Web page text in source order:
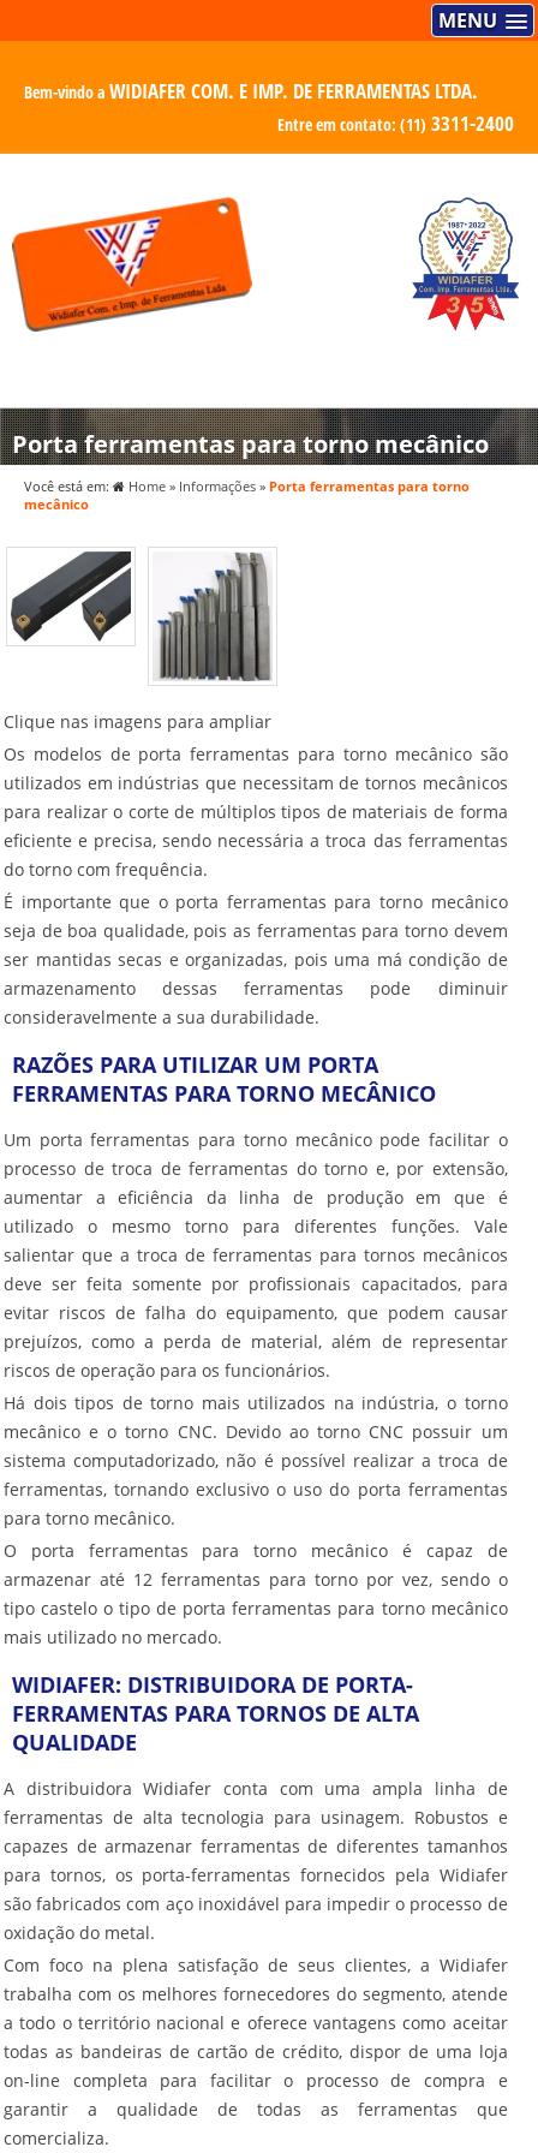
MENU
Bem-vindo a WIDIAFER COM. E IMP. DE FERRAMENTAS LTDA.
Entre em contato: (11) 3311-2400
Porta ferramentas para torno mecânico
Você está em: Home » Informações » Porta ferramentas para torno
mecânico
Clique nas imagens para ampliar
Os modelos de porta ferramentas para torno mecânicosão
utilizados em indústrias que necessitam de tornos mecânicos
para realizar o corte de múltiplos tipos de materiais de forma
eficiente e precisa, sendo necessária a troca das ferramentas
do torno com frequência.
É importante que o porta ferramentas para torno mecânico
seja de boa qualidade, pois as ferramentas para torno devem
ser mantidas secas e organizadas, pois uma má condição de
armazenamento dessas ferramentas pode diminuir
consideravelmente a sua durabilidade.
RAZÕES PARA UTILIZAR UM PORTA
FERRAMENTAS PARA TORNO MECÂNICO
Um porta ferramentas para torno mecânicopode facilitar o
processo de troca de ferramentas do torno e, por extensão,
aumentar a eficiência da linha de produção em que é
utilizado o mesmo torno para diferentes funções. Vale
salientar que a troca de ferramentas para tornos mecânicos
deve ser feita somente por profissionais capacitados, para
evitar riscos de falha do equipamento, que podem causar
prejuízos, como a perda de material, além de representar
riscos de operação para os funcionários.
Há dois tipos de torno mais utilizados na indústria, o torno
mecânico e o torno CNC. Devido ao torno CNC possuir um
sistema computadorizado, não é possível realizar a troca de
ferramentas, tornando exclusivo o uso do porta ferramentas
para torno mecânico.
O porta ferramentas para torno mecânico é capaz de
armazenar até 12 ferramentas para torno por vez, sendo o
tipo castelo o tipo de porta ferramentas para torno mecânico
mais utilizado no mercado.
WIDIAFER: DISTRIBUIDORA DE PORTA-
FERRAMENTAS PARA TORNOS DE ALTA
QUALIDADE
A distribuidora Widiafer conta com uma ampla linha de
ferramentas de alta tecnologia para usinagem. Robustos e
capazes de armazenar ferramentas de diferentes tamanhos
para tornos, os porta-ferramentas fornecidos pela Widiafer
são fabricados com aço inoxidável para impedir o processo de
oxidação do metal.
Com foco na plena satisfação de seus clientes, a Widiafer
trabalha com os melhores fornecedores do segmento, atende
a todo o território nacional e oferece vantagens como aceitar
todas as bandeiras de cartão de crédito, dispor de uma loja
on-line completa para facilitar o processo de compra e
garantir a qualidade de todas as ferramentas que
comercializa.